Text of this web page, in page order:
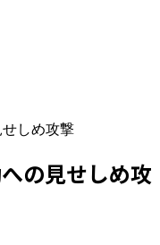
しめ攻撃
の見せしめ攻